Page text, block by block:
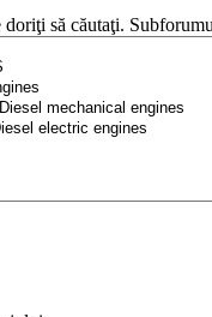
să căutaţi.